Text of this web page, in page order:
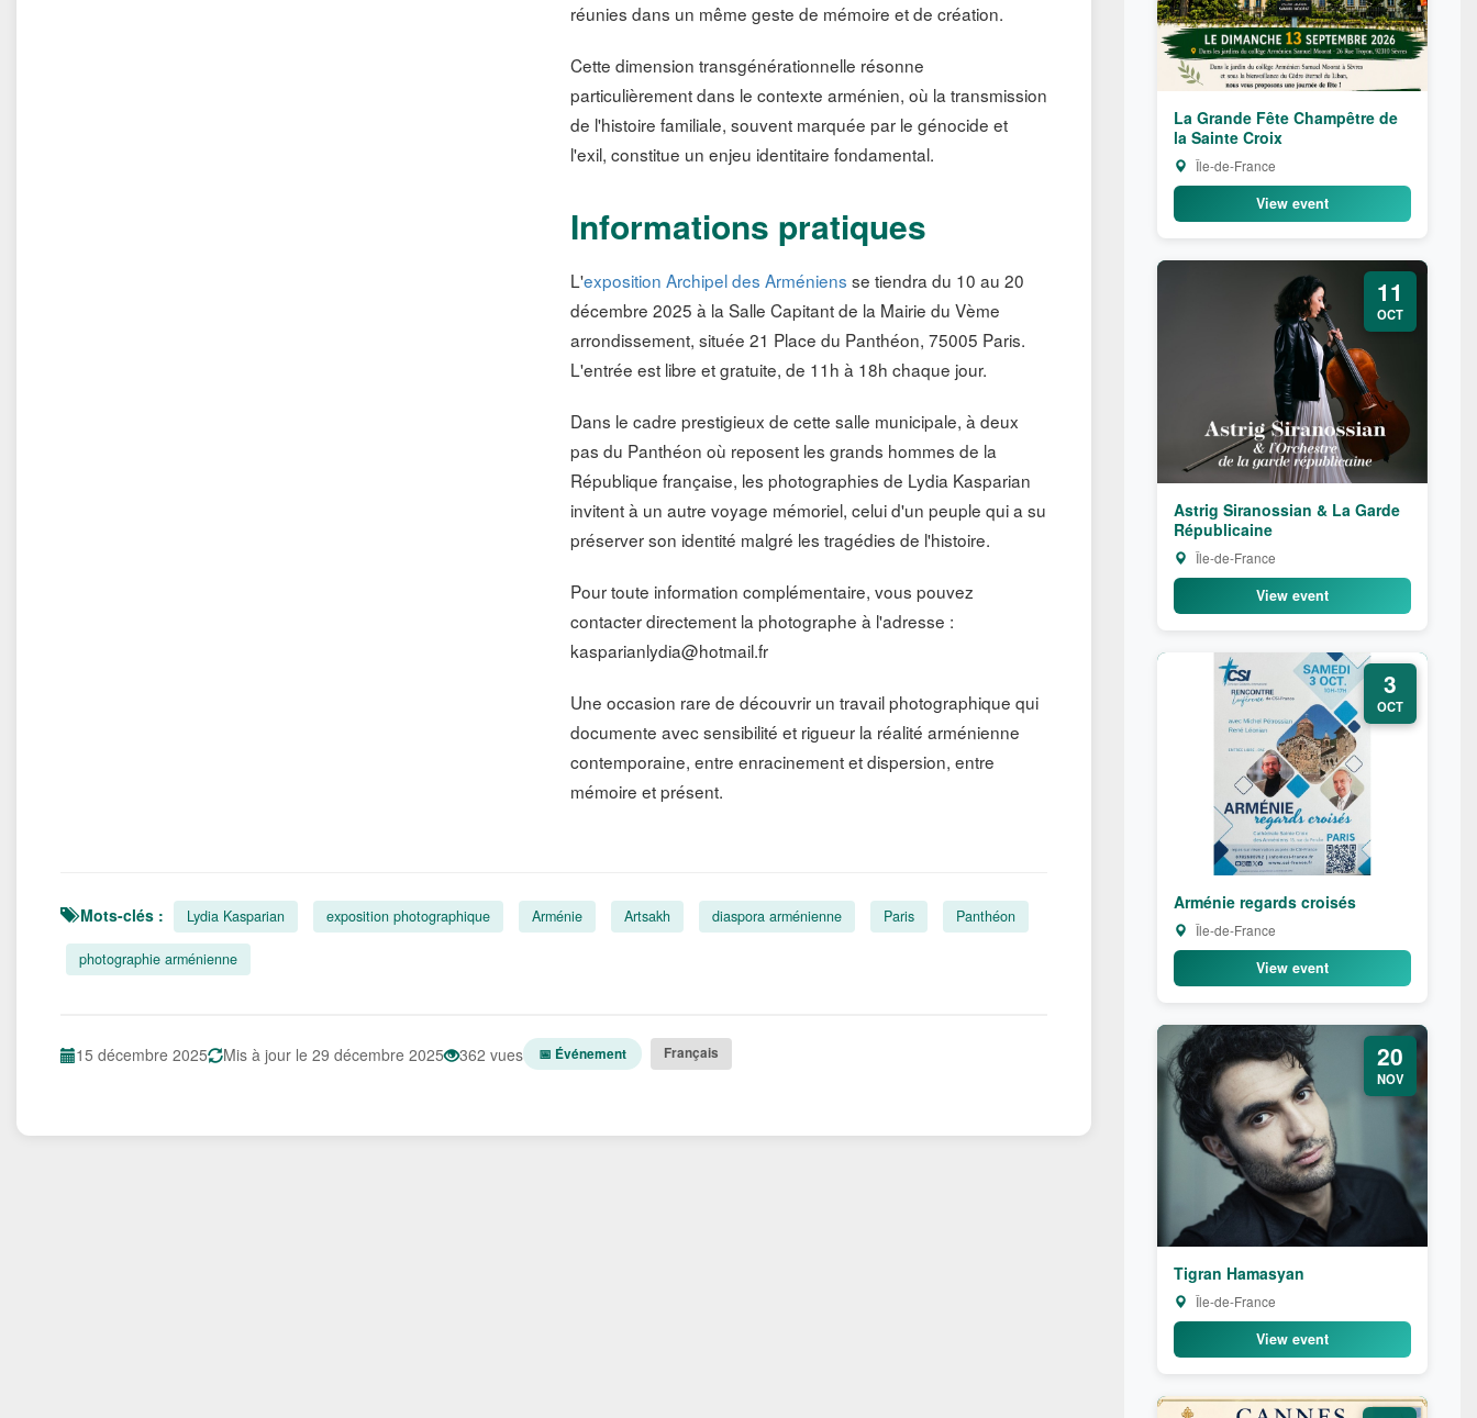
réunies dans un même geste de mémoire et de création.
Cette dimension transgénérationnelle résonne
particulièrement dans le contexte arménien, où la transmission
de l'histoire familiale, souvent marquée par le génocide et
l'exil, constitue un enjeu identitaire fondamental.
Informations pratiques
L'exposition Archipel des Arméniens se tiendra du 10 au 20
décembre 2025 à la Salle Capitant de la Mairie du Vème
arrondissement, située 21 Place du Panthéon, 75005 Paris.
L'entrée est libre et gratuite, de 11h à 18h chaque jour.
Dans le cadre prestigieux de cette salle municipale, à deux
pas du Panthéon où reposent les grands hommes de la
République française, les photographies de Lydia Kasparian
invitent à un autre voyage mémoriel, celui d'un peuple qui a su
préserver son identité malgré les tragédies de l'histoire.
Pour toute information complémentaire, vous pouvez
contacter directement la photographe à l'adresse :
kasparianlydia@hotmail.fr
Une occasion rare de découvrir un travail photographique qui
documente avec sensibilité et rigueur la réalité arménienne
contemporaine, entre enracinement et dispersion, entre
mémoire et présent.
Mots-clés : Lydia Kasparian exposition photographique Arménie Artsakh diaspora arménienne Paris Panthéon
photographie arménienne
15 décembre 2025 Mis à jour le 29 décembre 2025 362 vues 📅 Événement Français
La Grande Fête Champêtre de
la Sainte Croix
Île-de-France
View event
11
OCT
Astrig Siranossian & La Garde
Républicaine
Île-de-France
View event
3
OCT
Arménie regards croisés
Île-de-France
View event
20
NOV
Tigran Hamasyan
Île-de-France
View event